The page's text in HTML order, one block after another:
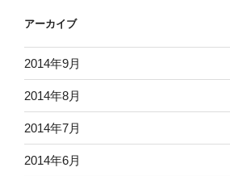
アーカイブ
2014年9月
2014年8月
2014年7月
2014年6月